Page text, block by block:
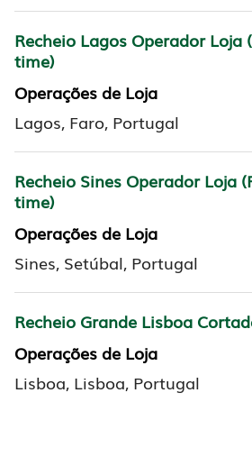
Recheio Lagos Operador
time)
Operações de Loja
Lagos, Faro, Portugal
Recheio Sines Operador Loja
time)
Operações de Loja
Sines, Setúbal, Portugal
Recheio Grande Lisboa
Operações de Loja
Lisboa, Lisboa, Portugal